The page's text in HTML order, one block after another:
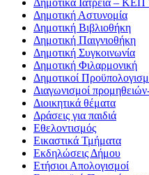
Δημοτικά Ιατρεία – ΚΕΠ
Δημοτική Αστυνομία
Δημοτική Βιβλιοθήκη
Δημοτική Παιγνιοθήκη
Δημοτική Συγκοινωνία
Δημοτική Φιλαρμονική
Δημοτικοί
Διαγωνισμοί
Διοικητικά θέματα
Δράσεις για παιδιά
Εθελοντισμός
Εικαστικά Τμήματα
Εκδηλώσεις Δήμου
Ετήσιοι Απολογισμοί